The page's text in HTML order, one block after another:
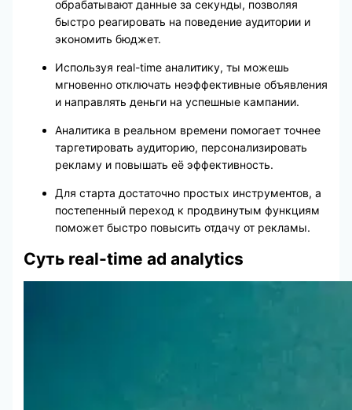
обрабатывают данные за секунды, позволяя
быстро реагировать на поведение аудитории и
экономить бюджет.
Используя real-time аналитику, ты можешь
мгновенно отключать неэффективные объявления
и направлять деньги на успешные кампании.
Аналитика в реальном времени помогает точнее
таргетировать аудиторию, персонализировать
рекламу и повышать её эффективность.
Для старта достаточно простых инструментов, а
постепенный переход к продвинутым функциям
поможет быстро повысить отдачу от рекламы.
Суть real-time ad analytics